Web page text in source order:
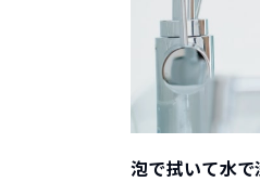
泡で拭いて水で